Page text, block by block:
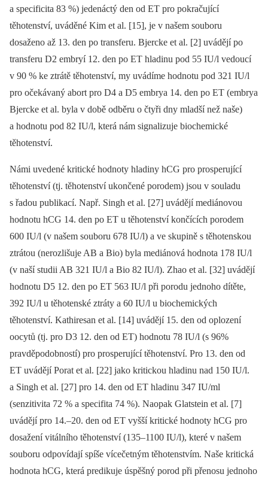
a specificita 83 %) jedenáctý den od ET pro pokračující
těhotenství, uváděné Kim et al. [15], je v našem souboru
dosaženo až 13. den po transferu. Bjercke et al. [2] uvádějí po
transferu D2 embryí 12. den po ET hladinu pod 55 IU/l vedoucí
v 90 % ke ztrátě těhotenství, my uvádíme hodnotu pod 321 IU/l
pro očekávaný abort pro D4 a D5 embrya 14. den po ET (embrya
Bjercke et al. byla v době odběru o čtyři dny mladší než naše)
a hodnotu pod 82 IU/l, která nám signalizuje biochemické
těhotenství.
Námi uvedené kritické hodnoty hladiny hCG pro prosperující
těhotenství (tj. těhotenství ukončené porodem) jsou v souladu
s řadou publikací. Např. Singh et al. [27] uvádějí mediánovou
hodnotu hCG 14. den po ET u těhotenství končících porodem
600 IU/l (v našem souboru 678 IU/l) a ve skupině s těhotenskou
ztrátou (nerozlišuje AB a Bio) byla mediánová hodnota 178 IU/l
(v naší studii AB 321 IU/l a Bio 82 IU/l). Zhao et al. [32] uvádějí
hodnotu D5 12. den po ET 563 IU/l při porodu jednoho dítěte,
392 IU/l u těhotenské ztráty a 60 IU/l u biochemických
těhotenství. Kathiresan et al. [14] uvádějí 15. den od oplození
oocytů (tj. pro D3 12. den od ET) hodnotu 78 IU/l (s 96%
pravděpodobností) pro prosperující těhotenství. Pro 13. den od
ET uvádějí Porat et al. [22] jako kritickou hladinu nad 150 IU/l.
a Singh et al. [27] pro 14. den od ET hladinu 347 IU/ml
(senzitivita 72 % a specifita 74 %). Naopak Glatstein et al. [7]
uvádějí pro 14.–20. den od ET vyšší kritické hodnoty hCG pro
dosažení vitálního těhotenství (135–1100 IU/l), které v našem
souboru odpovídají spíše vícečetným těhotenstvím. Naše kritická
hodnota hCG, která predikuje úspěšný porod při přenosu jednoho